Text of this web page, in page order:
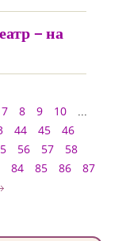
– на
7 8 9 10
...
44 45
46
56 57
58
84 85 86
87